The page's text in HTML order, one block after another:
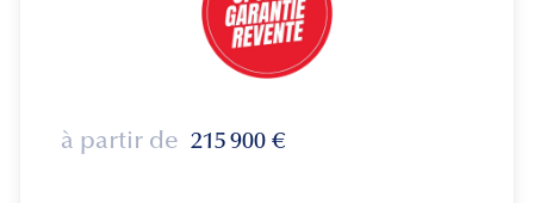
à partir de 215 900 €